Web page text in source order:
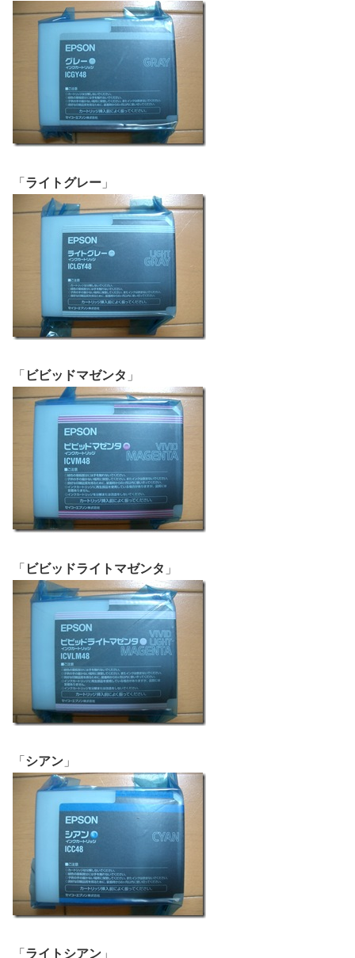
「 ライトグレー 」
「 ビビッドマゼンタ 」
「 ビビッドライトマゼンタ 」
「 シアン 」
「 ライトシアン 」